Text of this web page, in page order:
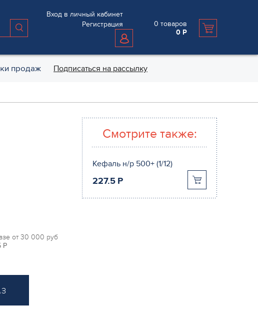
Вход в личный кабинет
Регистрация
0 товаров
0 Р
продаж Подписаться на рассылку
от 30 000 руб
P
Смотрите также:
Кефаль н/р 500+ (1/12)
227.5 P